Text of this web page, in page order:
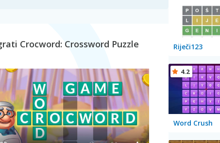
Crocword: Crossword Puzzle
Riječi123
Word Crush
4.2